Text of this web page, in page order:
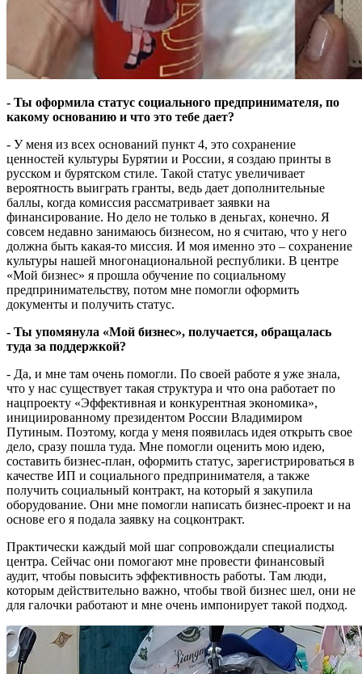
- Ты оформила статус социального предпринимателя, по
какому основанию и что это тебе дает?
- У меня из всех оснований пункт 4, это сохранение
ценностей культуры Бурятии и России, я создаю принты в
русском и бурятском стиле. Такой статус увеличивает
вероятность выиграть гранты, ведь дает дополнительные
баллы, когда комиссия рассматривает заявки на
финансирование. Но дело не только в деньгах, конечно. Я
совсем недавно занимаюсь бизнесом, но я считаю, что у него
должна быть какая-то миссия. И моя именно это – сохранение
культуры нашей многонациональной республики. В центре
«Мой бизнес» я прошла обучение по социальному
предпринимательству, потом мне помогли оформить
документы и получить статус.
- Ты упомянула «Мой бизнес», получается, обращалась
туда за поддержкой?
- Да, и мне там очень помогли. По своей работе я уже знала,
что у нас существует такая структура и что она работает по
нацпроекту «Эффективная и конкурентная экономика»,
инициированному президентом России Владимиром
Путиным. Поэтому, когда у меня появилась идея открыть свое
дело, сразу пошла туда. Мне помогли оценить мою идею,
составить бизнес-план, оформить статус, зарегистрироваться в
качестве ИП и социального предпринимателя, а также
получить социальный контракт, на который я закупила
оборудование. Они мне помогли написать бизнес-проект и на
основе его я подала заявку на соцконтракт.
Практически каждый мой шаг сопровождали специалисты
центра. Сейчас они помогают мне провести финансовый
аудит, чтобы повысить эффективность работы. Там люди,
которым действительно важно, чтобы твой бизнес шел, они не
для галочки работают и мне очень импонирует такой подход.